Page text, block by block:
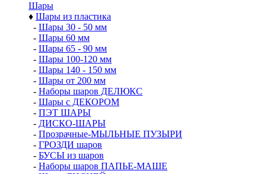
Шары
♦ Шары из пластика
- Шары 30 - 50 мм
- Шары 60 мм
- Шары 65 - 90 мм
- Шары 100-120 мм
- Шары 140 - 150 мм
- Шары от 200 мм
- Наборы шаров ДЕЛЮКС
- Шары с ДЕКОРОМ
- ПЭТ ШАРЫ
- ДИСКО-ШАРЫ
- Прозрачные-МЫЛЬНЫЕ ПУЗЫРИ
- ГРОЗДИ шаров
- БУСЫ из шаров
- Наборы шаров ПАПЬЕ-МАШЕ